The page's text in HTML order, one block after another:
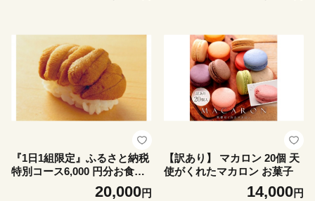
『1日1組限定』ふるさと納税
特別コース6,000 円分お食事
20,000円
【訳あり】 マカロン 20個 天
使がくれたマカロン お菓子
14,000円